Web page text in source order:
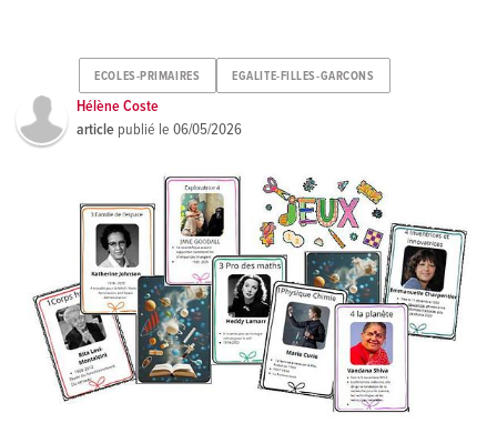
ECOLES-PRIMAIRES EGALITE-FILLES-GARCONS
Hélène Coste
article publié le06/05/2026